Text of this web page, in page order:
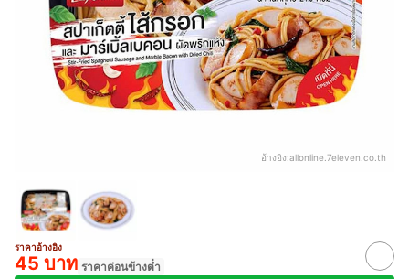
อ้างอิง:allonline.7eleven.co.th
ราคาอ้างอิง
45 บาท ราคาค่อนข้างต่ำ